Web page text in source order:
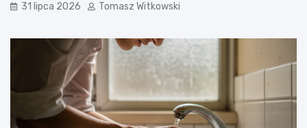
31 lipca 2026 Tomasz Witkowski